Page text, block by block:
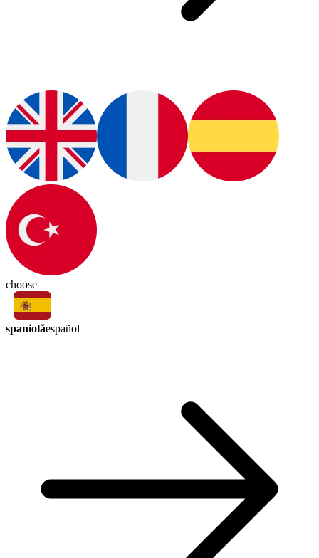
choose
spaniolăespañol